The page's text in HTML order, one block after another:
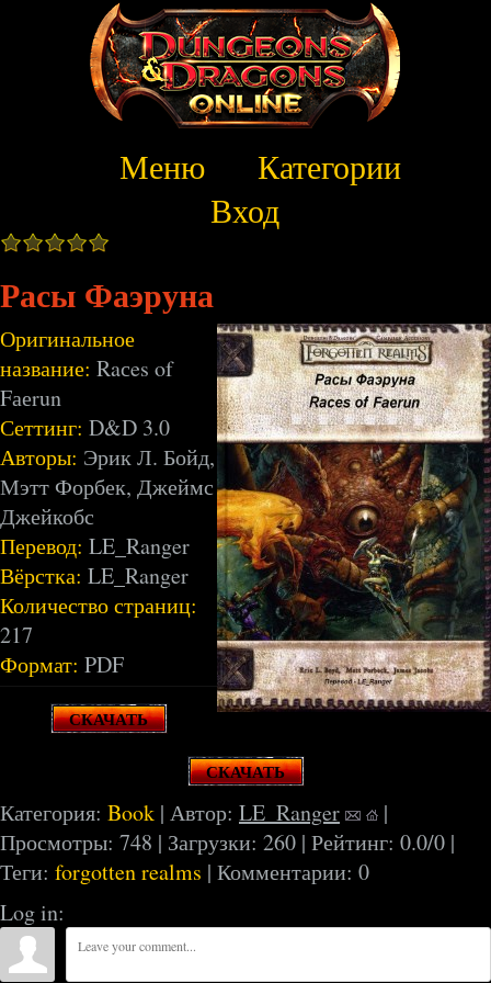
Меню
Категории
Вход
Расы Фаэруна
Оригинальное
название: Raсes of
Fаеrun
Сеттинг: D&D 3.0
Авторы: Эрик Л. Бойд,
Мэтт Форбек, Джеймс
Джейкобс
Перевод: LE_Ranger
Вёрстка: LE_Ranger
Количество страниц:
217
Формат: PDF
СКАЧАТЬ
СКАЧАТЬ
Категория: Book | Автор: LE_Ranger
|
Просмотры: 748 | Загрузки: 260 | Рейтинг: 0.0/0 |
Теги: forgotten realms | Комментарии: 0
Log in: